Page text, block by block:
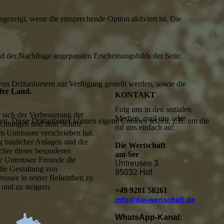
Land.
der Verbesserung der
und dem Schutz
Untreusee verschrieben hat.
baulicher Anlagen und der
dieser besonderen
Untreusee Freunde die
Gestaltung von
in seiner Beliebtheit zu
zu steigern.
KONTAKT
Folg uns in den sozialen
Medien, mail uns oder
ruf uns einfach an!
Die Wertschaft
am See
Untreusee 3
95032 Hof
+49 9281 58261
info@die-wertschaft.de
WhatsApp-Kanal:
wenn die entsprechende Option aktiviert ist. Die
Nachfrage angepassten Erscheinungsbilds der Seite.
Drittanbietern zur Verfügung gestellt werden, sowie die
Diese Drittanbieter können eigene Cookies setzen, z.B. um die